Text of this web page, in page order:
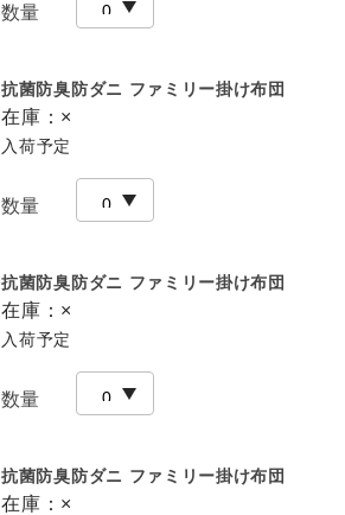
数量
抗菌防臭防ダニ ファミリー掛け布団
在庫： ×
入荷予定
数量
抗菌防臭防ダニ ファミリー掛け布団
在庫： ×
入荷予定
数量
抗菌防臭防ダニ ファミリー掛け布団
在庫： ×